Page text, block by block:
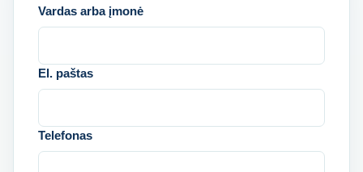
Vardas arba įmonė
El. paštas
Telefonas